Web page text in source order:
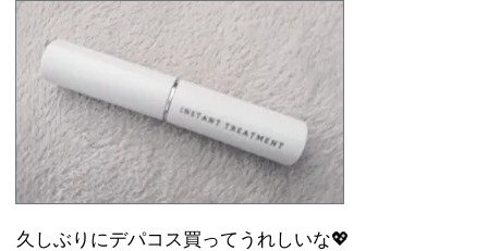
久しぶりにデパコス買ってうれしいな💖